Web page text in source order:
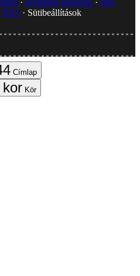
Javítások kezelése
Jogi
RSS
Sütibeállítások
Címlap
Kör